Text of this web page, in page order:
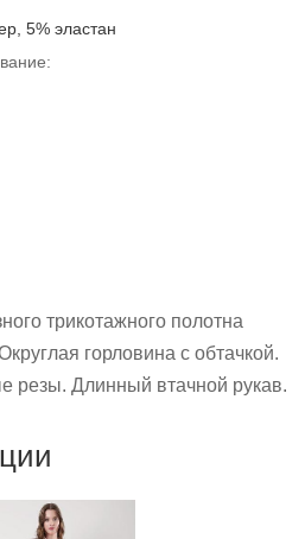
5% эластан
трикотажного полотна
горловина с обтачкой.
резы. Длинный втачной рукав.